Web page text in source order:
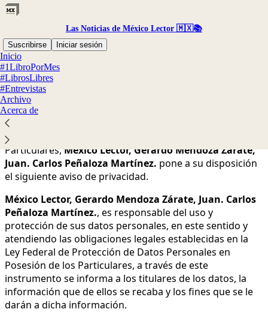
Las Noticias de México Lector 🇲🇽📚
Suscribirse
Iniciar sesión
Inicio
#1LibroPorMes
#LibrosLibres
#Entrevistas
Archivo
Acerca de
Aceptas la política de privacidad que se muestra a
continuación y la
proveedor de tecnología.
De conformidad con lo establecido en la Ley Federal de
Protección de Datos Personales en Posesión de los
Particulares,México Lector, Gerardo Mendoza Zárate,
Juan. Carlos Peñaloza Martínez. pone a su disposición
el siguiente aviso de privacidad.
México Lector, Gerardo Mendoza Zárate, Juan. Carlos
Peñaloza Martínez., es responsable del uso y
protección de sus datos personales, en este sentido y
atendiendo las obligaciones legales establecidas en la
Ley Federal de Protección de Datos Personales en
Posesión de los Particulares, a través de este
instrumento se informa a los titulares de los datos, la
información que de ellos se recaba y los fines que se le
darán a dicha información.